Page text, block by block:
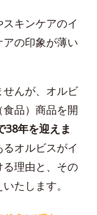
スキンケアのイ
の印象が薄い
んが、オルビ
品）商品を開
38年を迎えま
オルビスがイ
理由と、その
たします。